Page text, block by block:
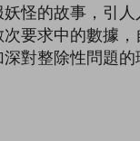
怪的故事，引
要求中的數據
對整除性問題的